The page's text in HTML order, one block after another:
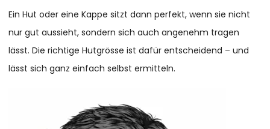
Ein Hut oder eine Kappe sitzt dann perfekt, wenn sie nicht
nur gut aussieht, sondern sich auch angenehm tragen
lässt. Die richtige Hutgrösse ist dafür entscheidend – und
lässt sich ganz einfach selbst ermitteln.